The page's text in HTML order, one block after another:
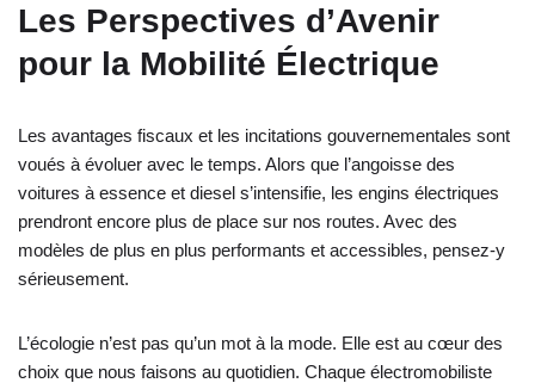
Les Perspectives d’Avenir
pour la Mobilité Électrique
Les avantages fiscaux et les incitations gouvernementales sont
voués à évoluer avec le temps. Alors que l’angoisse des
voitures à essence et diesel s’intensifie, les engins électriques
prendront encore plus de place sur nos routes. Avec des
modèles de plus en plus performants et accessibles, pensez-y
sérieusement.
L’écologie n’est pas qu’un mot à la mode. Elle est au cœur des
choix que nous faisons au quotidien. Chaque électromobiliste